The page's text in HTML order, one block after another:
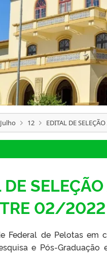
Julho 12 EDITAL DE
DE
02/2022
Federal de Pelotas em
e Pós-